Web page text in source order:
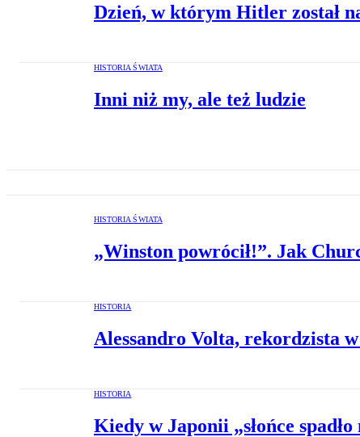
Dzień, w którym Hitler został
HISTORIA ŚWIATA
Inni niż my, ale też ludzie
HISTORIA ŚWIATA
„Winston powrócił!”. Jak
HISTORIA
Alessandro Volta, rekordzista
HISTORIA
Kiedy w Japonii „słońce spadło